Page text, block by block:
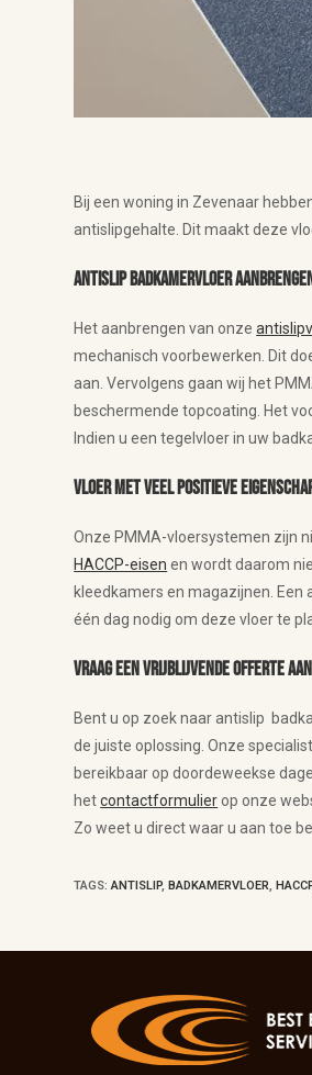
Bij een woning in Zevenaar
antislipgehalte. Dit maakt deze
Antislip badkamervloer aanbrengen
Het aanbrengen van onze
mechanisch voorbewerken. Dit
aan. Vervolgens gaan wij het
beschermende topcoating. Het
Indien u een tegelvloer in uw
Vloer met veel positieve
Onze PMMA-vloersystemen zijn
HACCP-eisen en wordt daarom
kleedkamers en magazijnen. Een
één dag nodig om deze vloer te
Vraag een vrijblijvende offerte aan
Bent u op zoek naar antislip
de juiste oplossing. Onze
bereikbaar op doordeweekse
hetcontactformulierop onze
Zo weet u direct waar u aan toe
TAGS:ANTISLIP, BADKAMERVLOER,